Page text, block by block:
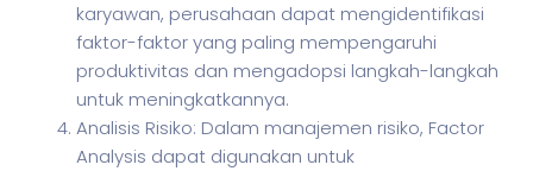
karyawan, perusahaan dapat mengidentifikasi
faktor-faktor yang paling mempengaruhi
produktivitas dan mengadopsi langkah-langkah
untuk meningkatkannya.
Analisis Risiko: Dalam manajemen risiko, Factor
Analysis dapat digunakan untuk